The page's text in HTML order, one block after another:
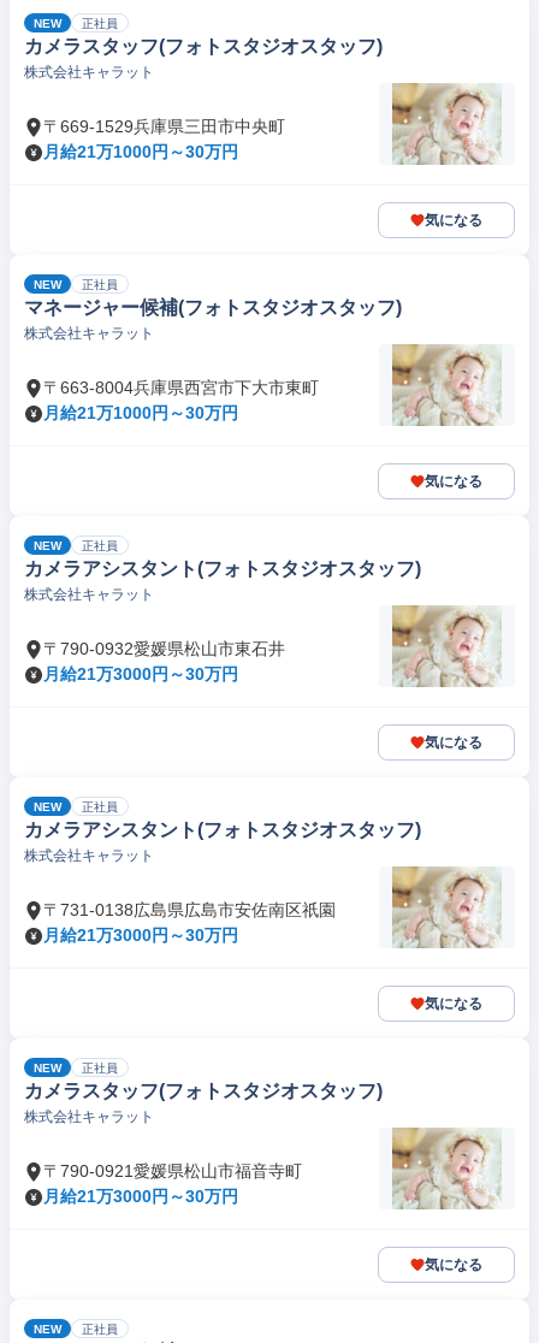
NEW 正社員
カメラスタッフ(フォトスタジオスタッフ)
株式会社キャラット
〒669-1529兵庫県三田市中央町
月給21万1000円～30万円
気になる
NEW 正社員
マネージャー候補(フォトスタジオスタッフ)
株式会社キャラット
〒663-8004兵庫県西宮市下大市東町
月給21万1000円～30万円
気になる
NEW 正社員
カメラアシスタント(フォトスタジオスタッフ)
株式会社キャラット
〒790-0932愛媛県松山市東石井
月給21万3000円～30万円
気になる
NEW 正社員
カメラアシスタント(フォトスタジオスタッフ)
株式会社キャラット
〒731-0138広島県広島市安佐南区祇園
月給21万3000円～30万円
気になる
NEW 正社員
カメラスタッフ(フォトスタジオスタッフ)
株式会社キャラット
〒790-0921愛媛県松山市福音寺町
月給21万3000円～30万円
気になる
NEW 正社員